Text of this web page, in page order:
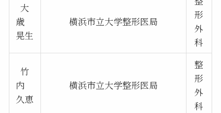
大
歳
晃生
横浜市立大学整形医局
形
外
科
竹
内
久恵
横浜市立大学整形医局
整
形
外
科